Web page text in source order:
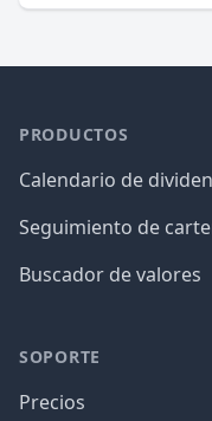
PRODUCTOS
Calendario de
Seguimiento de
Buscador de valores
SOPORTE
Precios